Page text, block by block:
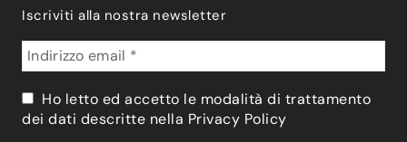
Iscriviti alla nostra newsletter
Ho letto ed accetto le modalità di trattamento
dei dati descritte nella Privacy Policy